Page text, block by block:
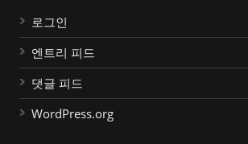
로그인
엔트리 피드
댓글 피드
WordPress.org